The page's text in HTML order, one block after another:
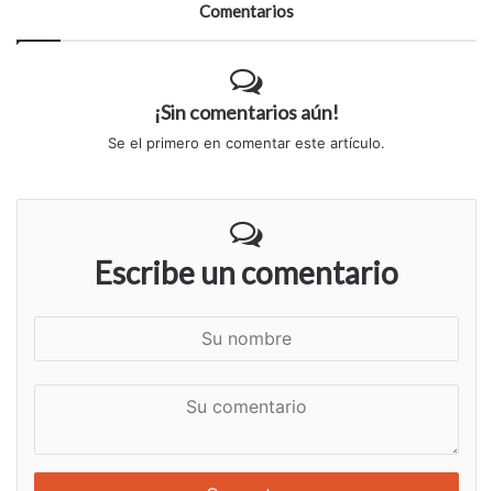
Comentarios
¡Sin comentarios aún!
Se el primero en comentar este artículo.
Escribe un comentario